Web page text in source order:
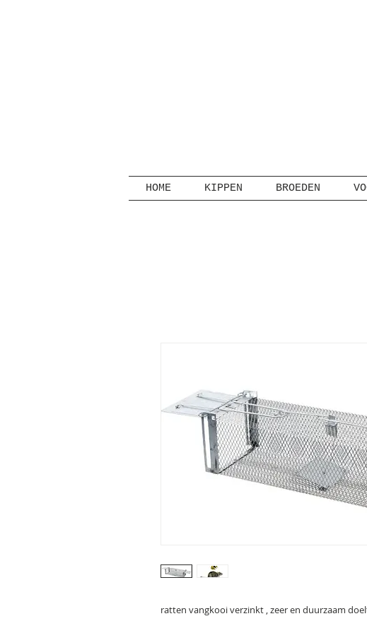
HOME KIPPEN BROEDEN
ratten vangkooi verzinkt , zeer en duurzaam